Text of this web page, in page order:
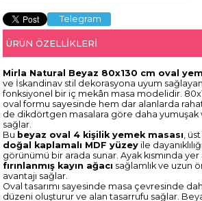
Telegram
ÜRÜN ÖZELLIKLERI
Mirla Natural Beyaz 80x130 cm oval
ve İskandinav stil dekorasyona uyum
fonksiyonel bir iç mekân masa modelidir.
oval formu sayesinde hem dar alanlarda
de dikdörtgen masalara göre daha yumuşak
sağlar.
Bu beyaz oval 4 kişilik yemek masası ,
doğal kaplamalı MDF yüzey ile
görünümü bir arada sunar. Ayak kısmında yer
fırınlanmış kayın ağacı sağlamlık ve uzun
avantajı sağlar.
Oval tasarımı sayesinde masa çevresinde
düzeni oluşturur ve alan tasarrufu sağlar.